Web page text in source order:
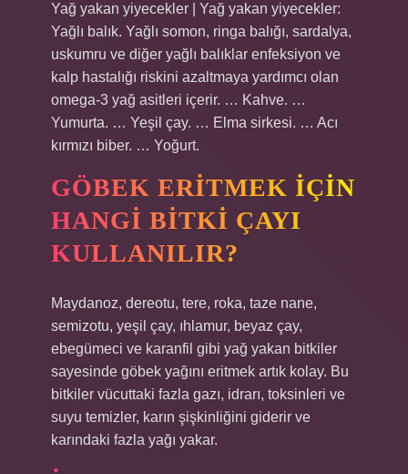
Yağ yakan yiyecekler | Yağ yakan yiyecekler:
Yağlı balık. Yağlı somon, ringa balığı, sardalya,
uskumru ve diğer yağlı balıklar enfeksiyon ve
kalp hastalığı riskini azaltmaya yardımcı olan
omega-3 yağ asitleri içerir. … Kahve. …
Yumurta. … Yeşil çay. … Elma sirkesi. … Acı
kırmızı biber. … Yoğurt.
GÖBEK ERITMEK IÇIN
HANGI BITKI ÇAYI
KULLANILIR?
Maydanoz, dereotu, tere, roka, taze nane,
semizotu, yeşil çay, ıhlamur, beyaz çay,
ebegümeci ve karanfil gibi yağ yakan bitkiler
sayesinde göbek yağını eritmek artık kolay. Bu
bitkiler vücuttaki fazla gazı, idrarı, toksinleri ve
suyu temizler, karın şişkinliğini giderir ve
karındaki fazla yağı yakar.